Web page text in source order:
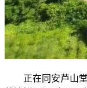
正在同安芦山堂